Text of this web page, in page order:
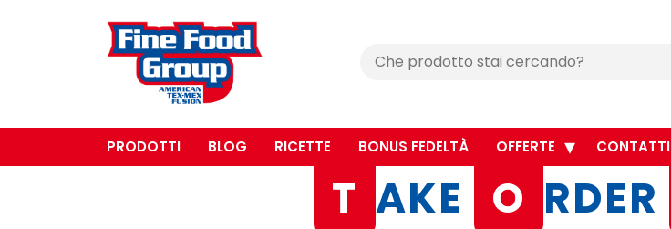
Cerca
PRODOTTI BLOG RICETTE BONUS FEDELTÀ OFFERTE CONTATTI
T AKE O RDER